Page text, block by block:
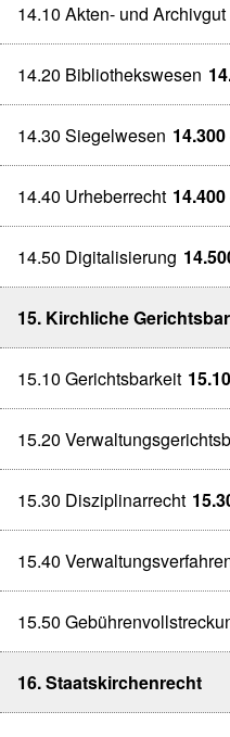
14.10 Akten- und Archivgut
14.20 Bibliothekswesen
14.30 Siegelwesen
14.40 Urheberrecht
14.50 Digitalisierung
15. Kirchliche
15.10 Gerichtsbarkeit
15.20
15.30 Disziplinarrecht
15.40
15.50
16. Staatskirchenrecht